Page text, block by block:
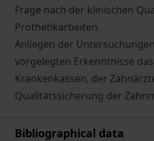
Frage nach der klinischen
Prothetikarbeiten.
Anliegen der
vorgelegten Erkenntnisse
Krankenkassen, der
Qualitätssicherung der
Bibliographical data